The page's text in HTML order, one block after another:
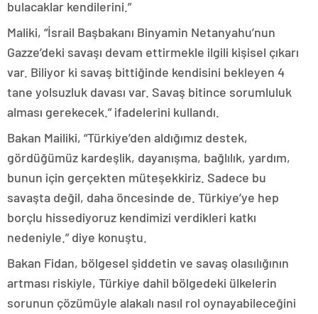
bulacaklar kendilerini.”
Maliki, “İsrail Başbakanı Binyamin Netanyahu’nun
Gazze’deki savaşı devam ettirmekle ilgili kişisel çıkarı
var. Biliyor ki savaş bittiğinde kendisini bekleyen 4
tane yolsuzluk davası var. Savaş bitince sorumluluk
alması gerekecek.” ifadelerini kullandı.
Bakan Mailiki, “Türkiye’den aldığımız destek,
gördüğümüz kardeşlik, dayanışma, bağlılık, yardım,
bunun için gerçekten müteşekkiriz. Sadece bu
savaşta değil, daha öncesinde de. Türkiye’ye hep
borçlu hissediyoruz kendimizi verdikleri katkı
nedeniyle.” diye konuştu.
Bakan Fidan, bölgesel şiddetin ve savaş olasılığının
artması riskiyle, Türkiye dahil bölgedeki ülkelerin
sorunun çözümüyle alakalı nasıl rol oynayabileceğini